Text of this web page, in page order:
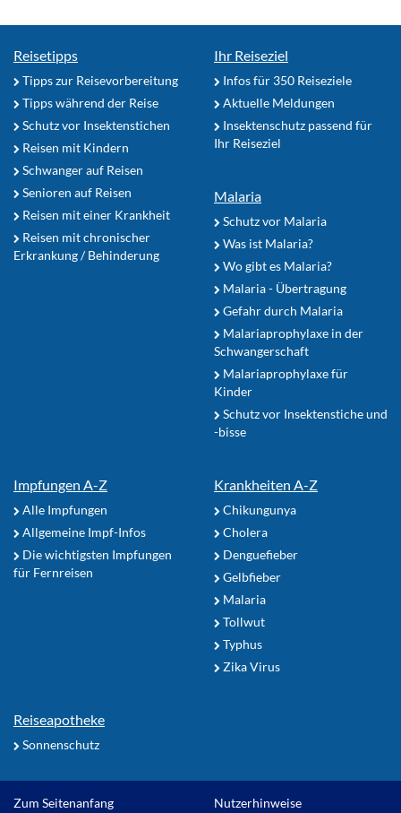
Reisetipps
Tipps zur Reisevorbereitung
Tipps während der Reise
Schutz vor Insektenstichen
Reisen mit Kindern
Schwanger auf Reisen
Senioren auf Reisen
Reisen mit einer Krankheit
Reisen mit chronischer
Erkrankung / Behinderung
Ihr Reiseziel
Infos für 350 Reiseziele
Aktuelle Meldungen
Insektenschutz passend für
Ihr Reiseziel
Malaria
Schutz vor Malaria
Was ist Malaria?
Wo gibt es Malaria?
Malaria - Übertragung
Gefahr durch Malaria
Malariaprophylaxe in der
Schwangerschaft
Malariaprophylaxe für
Kinder
Schutz vor Insektenstiche und
-bisse
Impfungen A-Z
Alle Impfungen
Allgemeine Impf-Infos
Die wichtigsten Impfungen
für Fernreisen
Krankheiten A-Z
Chikungunya
Cholera
Denguefieber
Gelbfieber
Malaria
Tollwut
Typhus
Zika Virus
Reiseapotheke
Sonnenschutz
Zum Seitenanfang Nutzerhinweise